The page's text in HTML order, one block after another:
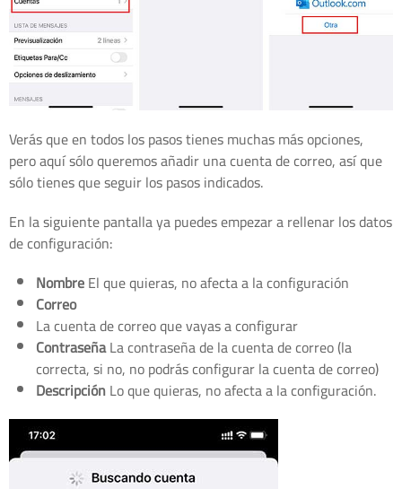
Verás que en todos los pasos tienes muchas más opciones,
pero aquí sólo queremos añadir una cuenta de correo, así que
sólo tienes que seguir los pasos indicados.
En la siguiente pantalla ya puedes empezar a rellenar los datos
de configuración:
NombreEl que quieras, no afecta a la configuración
Correo
La cuenta de correo que vayas a configurar
ContraseñaLa contraseña de la cuenta de correo (la
correcta, si no, no podrás configurar la cuenta de correo)
DescripciónLo que quieras, no afecta a la configuración.